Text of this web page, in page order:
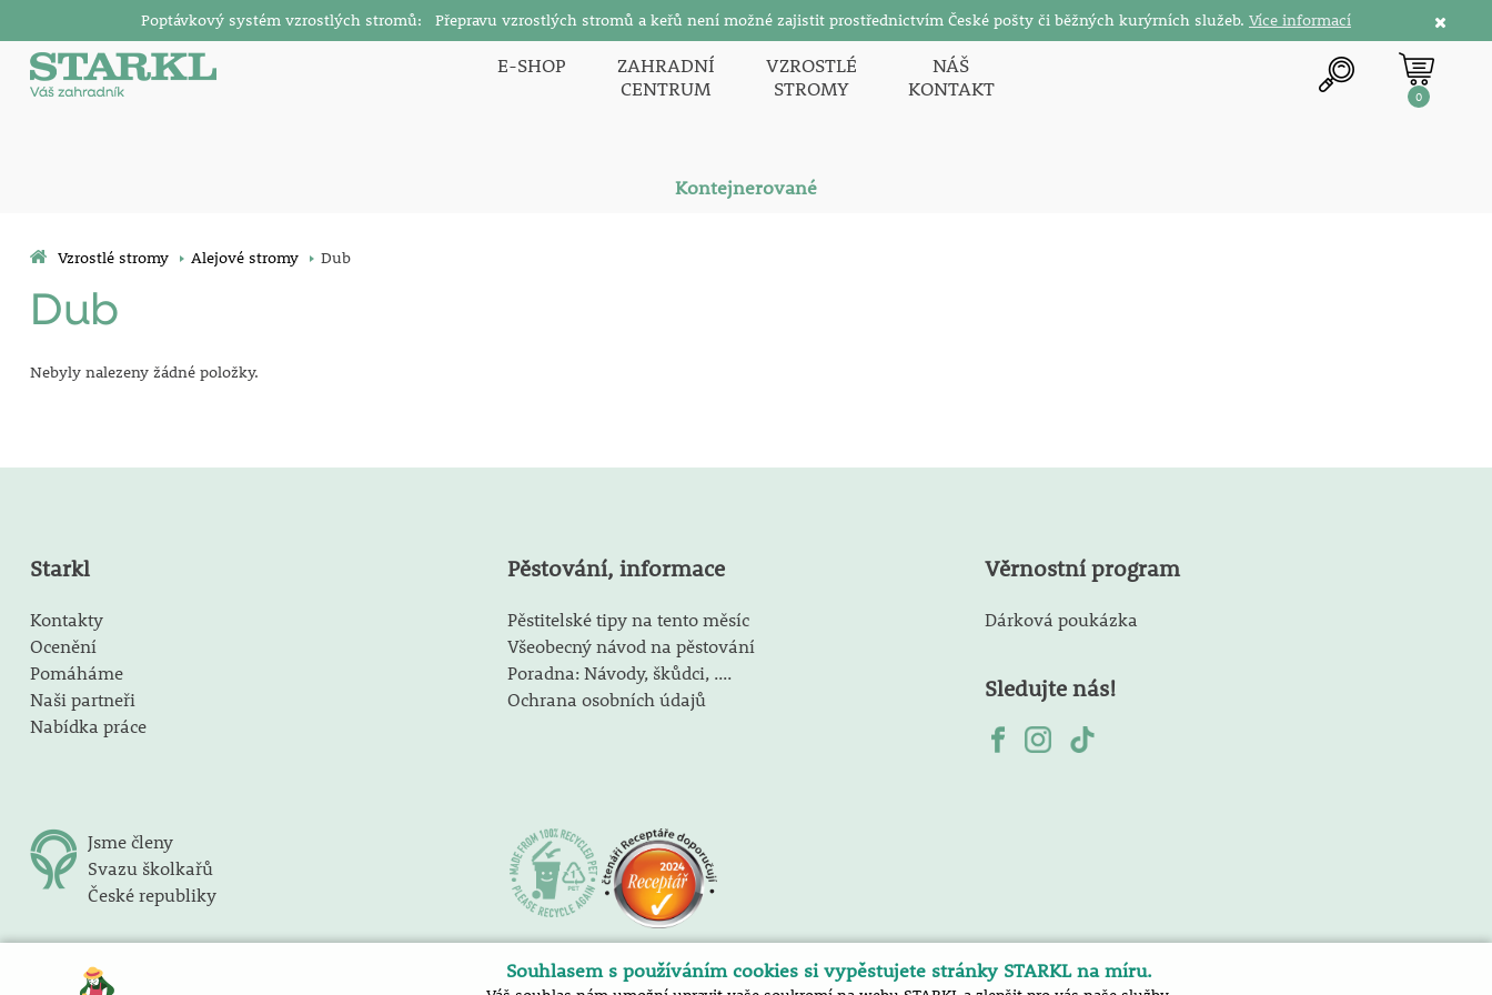
Poptávkový systém vzrostlých stromů: Přepravu vzrostlých stromů a keřů není možné zajistit prostřednictvím České pošty či běžných kurýrních služeb. Více informací
E-SHOP
ZAHRADNÍ
CENTRUM
VZROSTLÉ
STROMY
NÁŠ
KONTAKT
0
Kontejnerované
Vzrostlé stromy Alejové stromy Dub
Dub
Nebyly nalezeny žádné položky.
Starkl
Kontakty
Ocenění
Pomáháme
Naši partneři
Nabídka práce
Pěstování, informace
Pěstitelské tipy na tento měsíc
Všeobecný návod na pěstování
Poradna: Návody, škůdci, ....
Ochrana osobních údajů
Věrnostní program
Dárková poukázka
Sledujte nás!
Jsme členy
Svazu školkařů
České republiky
Souhlasem s používáním cookies si vypěstujete stránky STARKL na míru.